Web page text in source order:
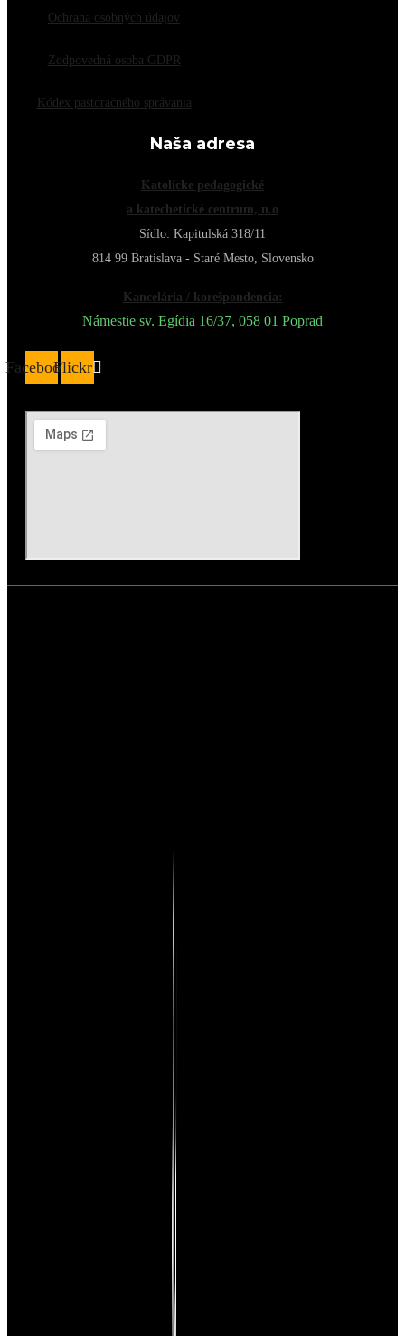
Ochrana osobných údajov
Zodpovedná osoba GDPR
Kódex pastoračného správania
Naša adresa
Katolícke pedagogické
a katechetické centrum, n.o
Sídlo: Kapitulská 318/11
814 99 Bratislava - Staré Mesto, Slovensko
Kancelária / korešpondencia:
Námestie sv. Egídia 16/37, 058 01 Poprad
FacebookFlickr